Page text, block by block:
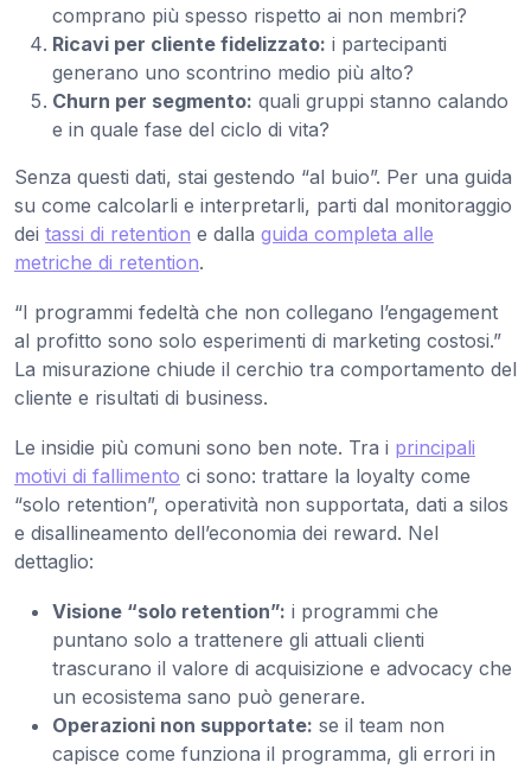
comprano più spesso rispetto ai non membri?
Ricavi per cliente fidelizzato: i partecipanti
generano uno scontrino medio più alto?
Churn per segmento: quali gruppi stanno calando
e in quale fase del ciclo di vita?
Senza questi dati, stai gestendo “al buio”. Per una guida
su come calcolarli e interpretarli, parti dal monitoraggio
dei tassi di retention e dalla guida completa alle
metriche di retention.
“I programmi fedeltà che non collegano l’engagement
al profitto sono solo esperimenti di marketing costosi.”
La misurazione chiude il cerchio tra comportamento del
cliente e risultati di business.
Le insidie più comuni sono ben note. Tra i principali
motivi di fallimento ci sono: trattare la loyalty come
“solo retention”, operatività non supportata, dati a silos
e disallineamento dell’economia dei reward. Nel
dettaglio:
Visione “solo retention”: i programmi che
puntano solo a trattenere gli attuali clienti
trascurano il valore di acquisizione e advocacy che
un ecosistema sano può generare.
Operazioni non supportate: se il team non
capisce come funziona il programma, gli errori in